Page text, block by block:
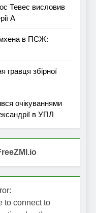
Тевес висловив
А
в ПСЖ:
гравця збірної
очікуваннями
в УПЛ
to connect to